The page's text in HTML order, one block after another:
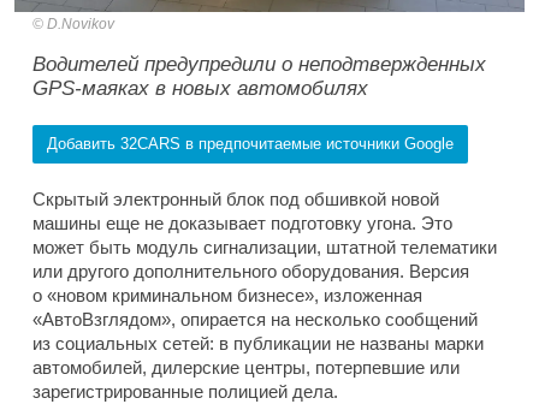
D.Novikov
Водителей предупредили о неподтвержденных
GPS-маяках в новых автомобилях
Добавить 32CARS в предпочитаемые источники Google
Скрытый электронный блок под обшивкой новой
машины еще не доказывает подготовку угона. Это
может быть модуль сигнализации, штатной телематики
или другого дополнительного оборудования. Версия
о «новом криминальном бизнесе», изложенная
«АвтоВзглядом», опирается на несколько сообщений
из социальных сетей: в публикации не названы марки
автомобилей, дилерские центры, потерпевшие или
зарегистрированные полицией дела.